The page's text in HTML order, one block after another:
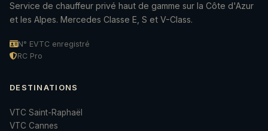
Service de chauffeur privé haut de gamme sur la Côte d'Azur
et les Alpes. Mercedes Classe E, S et V-Class.
N° EVTC enregistré
RC Pro
DESTINATIONS
VTC Saint-Raphaël
VTC Cannes